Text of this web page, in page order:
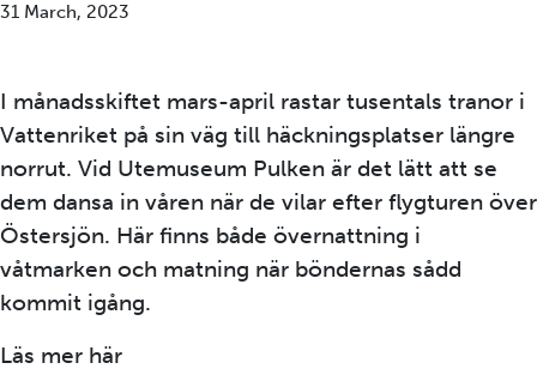
31 March, 2023
I månadsskiftet mars-april rastar tusentals tranor i
Vattenriket på sin väg till häckningsplatser längre
norrut. Vid Utemuseum Pulken är det lätt att se
dem dansa in våren när de vilar efter flygturen över
Östersjön. Här finns både övernattning i
våtmarken och matning när böndernas sådd
kommit igång.
Läs mer här